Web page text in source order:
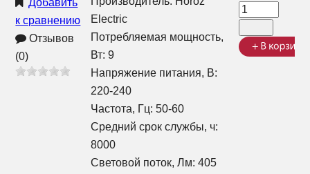
к сравнению
Отзывов
(0)
Electric
Потребляемая мощность,
Вт: 9
Напряжение питания, В:
220-240
Частота, Гц: 50-60
Средний срок службы, ч:
8000
Световой поток, Лм: 405